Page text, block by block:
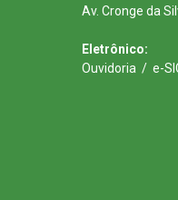
Av. Cronge da
Eletrônico:
Ouvidoria / e-